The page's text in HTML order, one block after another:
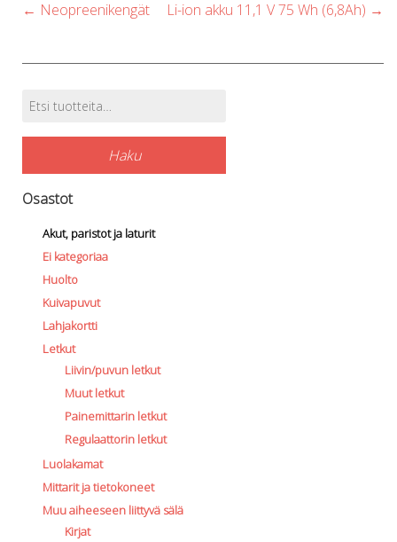
Post
← Neopreenikengät Li-ion akku 11,1 V 75 Wh (6,8Ah) →
Tuotehaku
Etsi:
Haku
Osastot
Akut, paristot ja laturit
Ei kategoriaa
Huolto
Kuivapuvut
Lahjakortti
Letkut
Liivin/puvun letkut
Muut letkut
Painemittarin letkut
Regulaattorin letkut
Luolakamat
Mittarit ja tietokoneet
Muu aiheeseen liittyvä sälä
Kirjat